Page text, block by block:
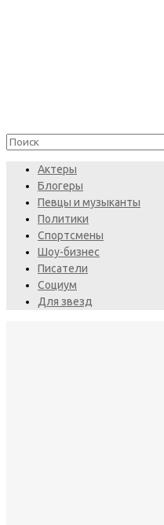
Актеры
Блогеры
Певцы и музыканты
Политики
Спортсмены
Шоу-бизнес
Писатели
Социум
Для звезд